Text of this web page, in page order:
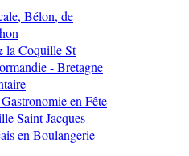
Bélon, de
la Coquille St
- Bretagne
en Fête
Saint Jacques
en Boulangerie -